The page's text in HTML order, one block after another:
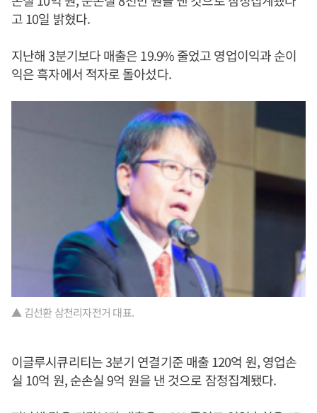
고 10일 밝혔다.
지난해 3분기보다 매출은 19.9% 줄었고 영업이익과 순이
익은 흑자에서 적자로 돌아섰다.
▲ 김선환 삼천리자전거 대표.
이글루시큐리티는 3분기 연결기준 매출 120억 원, 영업손
실 10억 원, 순손실 9억 원을 낸 것으로 잠정집계됐다.